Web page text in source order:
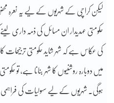
لیکن کراچی کے شہریوں کے لیے یہ نعرہ
حکومتی عہدیدار ان مسائل کی ذمہ داری
کی عکاس ہے کہ شہر شاید حکومتی ترجیحات
میں دوبارہ روشنیوں کا شہر بنانا ہے، تو
ہوگی۔ شہریوں کے لیے سہولیات کی